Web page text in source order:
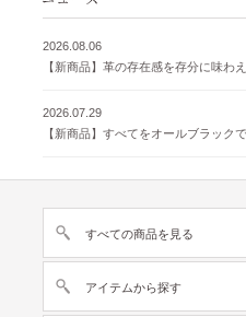
2026.08.06
【新商品】革の存在感を存分に味わ
2026.07.29
すべての商品を見る
アイテムから探す